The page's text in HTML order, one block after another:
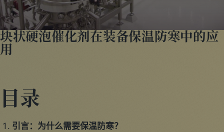
块状硬泡催化剂在装备保温防寒中的应
用
目录
引言：为什么需要保温防寒？